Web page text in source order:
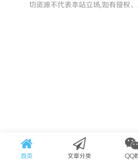
切资源不代表本站立场,如有侵权
首页 文章分类 QQ